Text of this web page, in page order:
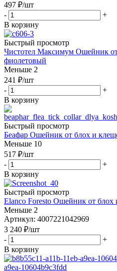
497 ₽/шт
-
+
В корзину
Быстрый просмотр
Чистотел Максимум Ошейник
фиолетовый
Меньше 2
241 ₽/шт
-
+
В корзину
Быстрый просмотр
Беафар Ошейник от блох и
Меньше 10
517 ₽/шт
-
+
В корзину
Быстрый просмотр
Elanco Foresto Ошейник от блох
Меньше 2
Артикул: 4007221042969
3 240 ₽/шт
-
+
В корзину